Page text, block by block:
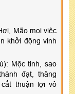
Mão mọi việc
khởi động vinh
Mộc tinh, sao
đạt, thăng
thuận lợi vô